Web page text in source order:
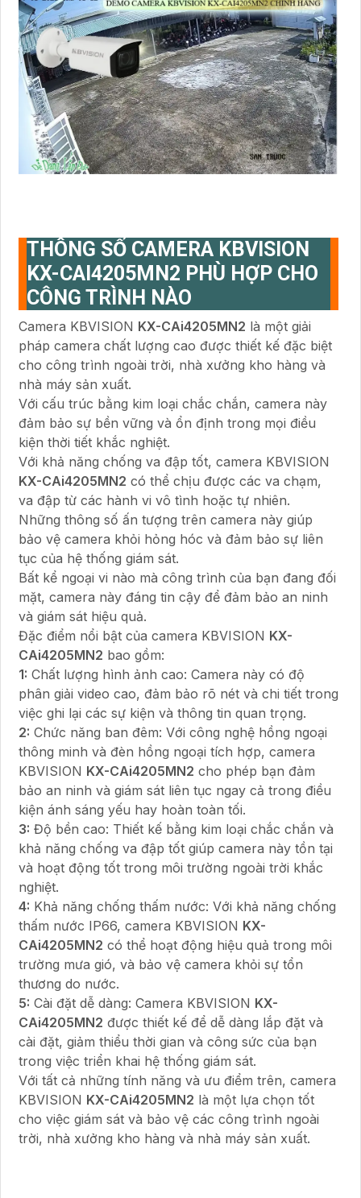
THÔNG SỐ CAMERA KBVISION
KX-CAI4205MN2 PHÙ HỢP CHO
CÔNG TRÌNH NÀO
Camera KBVISION KX-CAi4205MN2 là một giải
pháp camera chất lượng cao được thiết kế đặc biệt
cho công trình ngoài trời, nhà xưởng kho hàng và
nhà máy sản xuất.
Với cấu trúc bằng kim loại chắc chắn, camera này
đảm bảo sự bền vững và ổn định trong mọi điều
kiện thời tiết khắc nghiệt.
Với khả năng chống va đập tốt, camera KBVISION
KX-CAi4205MN2 có thể chịu được các va chạm,
va đập từ các hành vi vô tình hoặc tự nhiên.
Những thông số ấn tượng trên camera này giúp
bảo vệ camera khỏi hỏng hóc và đảm bảo sự liên
tục của hệ thống giám sát.
Bất kể ngoại vi nào mà công trình của bạn đang đối
mặt, camera này đáng tin cậy để đảm bảo an ninh
và giám sát hiệu quả.
Đặc điểm nổi bật của camera KBVISION KX-
CAi4205MN2 bao gồm:
1: Chất lượng hình ảnh cao: Camera này có độ
phân giải video cao, đảm bảo rõ nét và chi tiết trong
việc ghi lại các sự kiện và thông tin quan trọng.
2: Chức năng ban đêm: Với công nghệ hồng ngoại
thông minh và đèn hồng ngoại tích hợp, camera
KBVISION KX-CAi4205MN2 cho phép bạn đảm
bảo an ninh và giám sát liên tục ngay cả trong điều
kiện ánh sáng yếu hay hoàn toàn tối.
3: Độ bền cao: Thiết kế bằng kim loại chắc chắn và
khả năng chống va đập tốt giúp camera này tồn tại
và hoạt động tốt trong môi trường ngoài trời khắc
nghiệt.
4: Khả năng chống thấm nước: Với khả năng chống
thấm nước IP66, camera KBVISION KX-
CAi4205MN2 có thể hoạt động hiệu quả trong môi
trường mưa gió, và bảo vệ camera khỏi sự tổn
thương do nước.
5: Cài đặt dễ dàng: Camera KBVISION KX-
CAi4205MN2 được thiết kế để dễ dàng lắp đặt và
cài đặt, giảm thiểu thời gian và công sức của bạn
trong việc triển khai hệ thống giám sát.
Với tất cả những tính năng và ưu điểm trên, camera
KBVISION KX-CAi4205MN2 là một lựa chọn tốt
cho việc giám sát và bảo vệ các công trình ngoài
trời, nhà xưởng kho hàng và nhà máy sản xuất.